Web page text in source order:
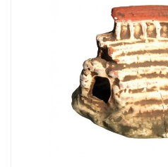
AKWARYSTYKA